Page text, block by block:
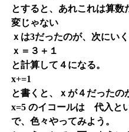
とすると、あれこれは算数
変じゃない
ｘは3だったのが、次にい
ｘ＝３＋１
と計算して４になる。
x+=1
と書くと、ｘが４だったの
x=5 のイコールは 代入と
で、色々やってみよう。